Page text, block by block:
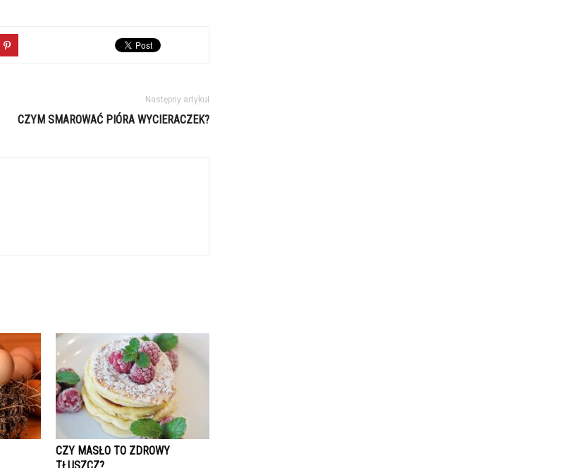
Następny artykuł
CZYM SMAROWAĆ PIÓRA WYCIERACZEK?
CZY MASŁO TO ZDROWY